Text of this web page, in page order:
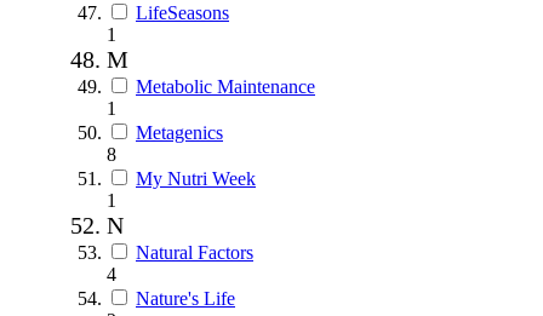
LifeSeasons
1
M
Metabolic Maintenance
1
Metagenics
8
My Nutri Week
1
N
Natural Factors
4
Nature's Life